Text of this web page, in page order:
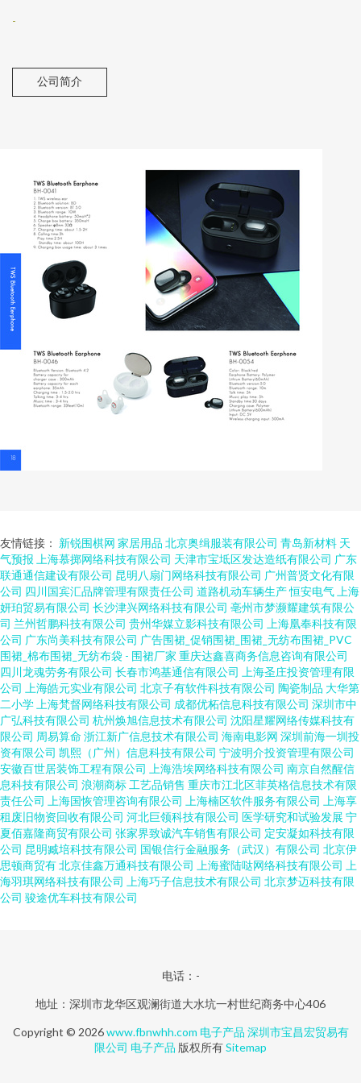
-
公司简介
友情链接： 新锐围棋网 家居用品 北京奥缉服装有限公司 青岛新材料 天
气预报 上海慕掷网络科技有限公司 天津市宝坻区发达造纸有限公司 广东
联通通信建设有限公司 昆明八扇门网络科技有限公司 广州普贤文化有限
公司 四川国宾汇品牌管理有限责任公司 道路机动车辆生产恒安电气 上海
妍珀贸易有限公司 长沙津兴网络科技有限公司 亳州市梦濒耀建筑有限公
司 兰州哲鹏科技有限公司 贵州华媒立影科技有限公司
上海凰奉科技有限
公司 广东尚美科技有限公司 广告围裙_促销围裙_围裙_无纺布围裙_PVC
围裙_棉布围裙_无纺布袋 - 围裙厂家 重庆达鑫喜商务信息咨询有限公司
四川龙魂劳务有限公司 长春市鸿基通信有限公司
上海圣庄投资管理有限
公司
上海皓元实业有限公司 北京子有软件科技有限公司 陶瓷制品 大华第
二小学 上海梵督网络科技有限公司 成都优柘信息科技有限公司 深圳市中
广弘科技有限公司 杭州焕旭信息技术有限公司 沈阳星耀网络传媒科技有
限公司 周易算命浙江新广信息技术有限公司 海南电影网 深圳前海一圳投
资有限公司 凯熙（广州）信息科技有限公司 宁波明介投资管理有限公司
安徽百世居装饰工程有限公司
上海浩埃网络科技有限公司 南京自然醒信
息科技有限公司 浪潮商标 工艺品销售 重庆市江北区菲英格信息技术有限
责任公司
上海国恢管理咨询有限公司 上海楠区软件服务有限公司
上海享
租废旧物资回收有限公司 河北巨领科技有限公司 医学研究和试验发展 宁
夏佰嘉隆商贸有限公司 张家界致诚汽车销售有限公司 定安凝如科技有限
公司 昆明臧培科技有限公司 国银信行金融服务（武汉）有限公司 北京伊
思顿商贸有北京佳鑫万通科技有限公司 上海蜜陆哒网络科技有限公司
上
海羽琪网络科技有限公司
上海巧子信息技术有限公司 北京梦迈科技有限
公司 骏途优车科技有限公司
电话：-
地址：深圳市龙华区观澜街道大水坑一村世纪商务中心406
Copyright © 2026www.fbnwhh.com 电子产品 深圳市宝昌宏贸易有
限公司 电子产品 版权所有Sitemap